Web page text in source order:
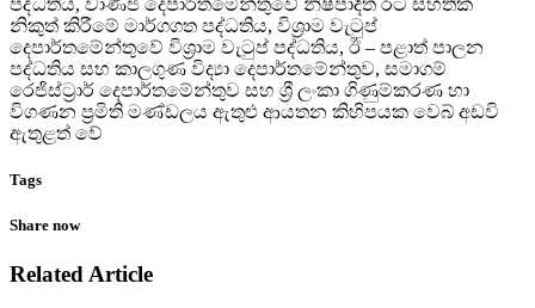
නිකුත් කිරීමේ මාර්ගගත පද්ධතිය, විශ්‍රාම වැටුප්
දෙපාර්තමේන්තුවේ විශ්‍රාම වැටුප් පද්ධතිය, ඊ – පළාත් පාලන
පද්ධතිය සහ කාලගුණ විද්‍යා දෙපාර්තමේන්තුව, සමාගම්
රෙජිස්ට්‍රාර් දෙපාර්තමේන්තුව සහ ශ්‍රී ලංකා ගිණුම්කරණ හා
විගණන ප්‍රමිති මණ්ඩලය ඇතුළු ආයතන කිහිපයක වෙබ් අඩවි
ඇතුළත් වේ
Tags
Share now
Related Article